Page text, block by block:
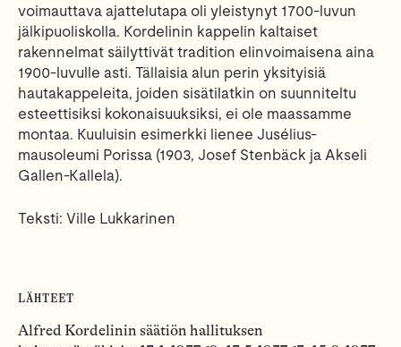
voimauttava ajattelutapa oli yleistynyt 1700-luvun
jälkipuoliskolla. Kordelinin kappelin kaltaiset
rakennelmat säilyttivät tradition elinvoimaisena aina
1900-luvulle asti. Tällaisia alun perin yksityisiä
hautakappeleita, joiden sisätilatkin on suunniteltu
esteettisiksi kokonaisuuksiksi, ei ole maassamme
montaa. Kuuluisin esimerkki lienee Jusélius-
mausoleumi Porissa (1903, Josef Stenbäck ja Akseli
Gallen-Kallela).
Teksti: Ville Lukkarinen
LÄHTEET
Alfred Kordelinin säätiön hallituksen